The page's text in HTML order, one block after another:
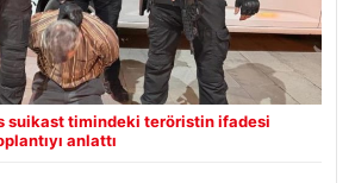
suikast timindeki teröristin ifadesi
anlattı